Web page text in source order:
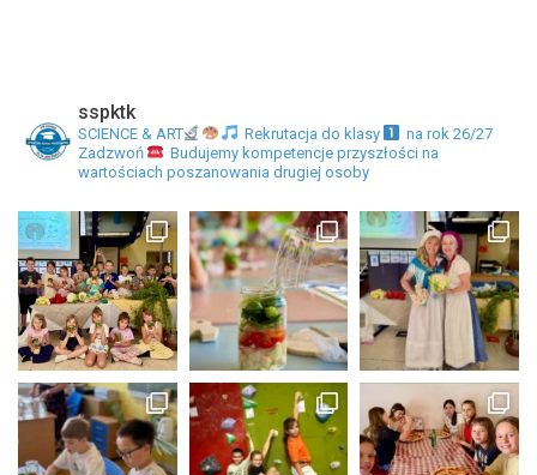
sspktk
SCIENCE & ART Rekrutacja do klasy
na rok 26/27
Zadzwoń
Budujemy kompetencje przyszłości na
wartościach poszanowania drugiej osoby